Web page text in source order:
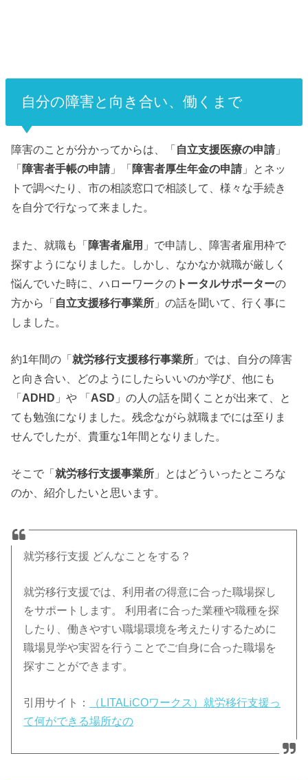
自分の障害と向き合い、働くまで
障害のことが分かってからは、「 自立支援医療の申請」
「 障害者手帳の申請」「 障害者厚生年金の申請」とネッ
トで調べたり、市の相談窓口で相談して、様々な手続き
を自分で行なって来ました。
また、就職も「障害者雇用 」で申請し、障害者雇用枠で
探すようになりました。
しかし、なかなか就職が厳しく
悩んでいた時に、ハローワークの トータルサポーターの
方から
「自立支援移行事業所 」の話を聞いて、行く事に
しました。
約1年間の「就労移行支援移行事業所 」では、自分の障害
と向き合い、どのようにしたらいいのか学び、他にも
「ADHD 」や 「ASD 」の人の話を聞くことが出来て、と
ても勉強になりました。残念ながら就職までには至りま
せんでしたが、貴重な1年間となりました。
そこで「就労移行支援事業所 」とはどういったところな
のか、紹介したいと思います。
就労移行支援 どんなことをする？
就労移行支援では、利用者の得意に合った職場探し
をサポートします。 利用者に合った業種や職種を探
したり、働きやすい職場環境を考えたりするために
職場見学や実習を行うことでご自身に合った職場を
探すことができます。
引用サイト：
（LITALiCOワークス）就労移行支援っ
て何ができる場所なの